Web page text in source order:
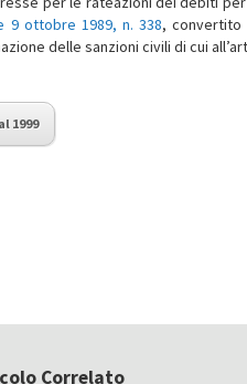
9 ottobre 1989, n. 338, convertito
delle sanzioni civili di cui
1999
Correlato